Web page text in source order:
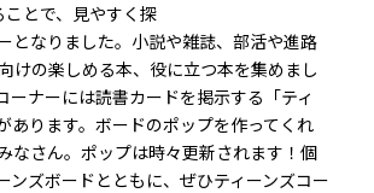
とで、見やすく探
となりました。小説や雑誌、部活や進路
けの楽しめる本、役に立つ本を集めまし
ーナーには読書カードを掲示する「ティ
あります。ボードのポップを作ってくれ
なさん。ポップは時々更新されます！個
ンズボードとともに、ぜひティーンズコー